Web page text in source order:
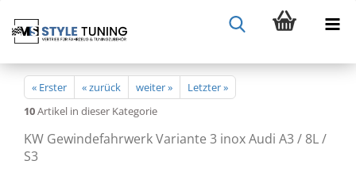
« Erster « zurück weiter »
Letzter »
10Artikel in dieser Kategorie
KW Gewindefahrwerk Variante 3 inox Audi A3 / 8L /
S3